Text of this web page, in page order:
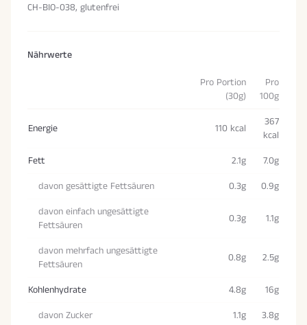
CH-BIO-038, glutenfrei
Nährwerte
Pro Portion
(30g)
Pro
100g
Energie 110 kcal
367
kcal
Fett
2.1g
7.0g
davon gesättigte Fettsäuren
0.3g
0.9g
davon einfach ungesättigte
Fettsäuren
0.3g 1.1g
davon mehrfach ungesättigte
Fettsäuren
0.8g 2.5g
Kohlenhydrate 4.8g
16g
davon Zucker
1.1g
3.8g